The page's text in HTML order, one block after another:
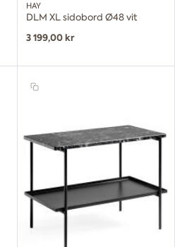
HAY
DLM XL sidobord Ø48 vit
3 199,00 kr